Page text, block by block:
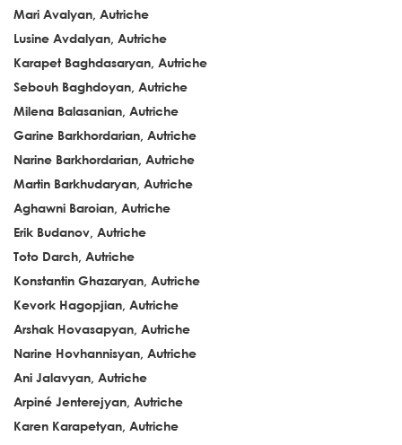
Mari Avalyan, Autriche
Lusine Avdalyan, Autriche
Karapet Baghdasaryan, Autriche
Sebouh Baghdoyan, Autriche
Milena Balasanian, Autriche
Garine Barkhordarian, Autriche
Narine Barkhordarian, Autriche
Martin Barkhudaryan, Autriche
Aghawni Baroian, Autriche
Erik Budanov, Autriche
Toto Darch, Autriche
Konstantin Ghazaryan, Autriche
Kevork Hagopjian, Autriche
Arshak Hovasapyan, Autriche
Narine Hovhannisyan, Autriche
Ani Jalavyan, Autriche
Arpiné Jenterejyan, Autriche
Karen Karapetyan, Autriche